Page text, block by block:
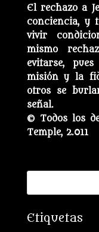
El rechazo a
conciencia, y
vivir
mismo
evitarse,
misión y la
otros se
señal.
© Todos los
Temple, 2.011
Etiquetas